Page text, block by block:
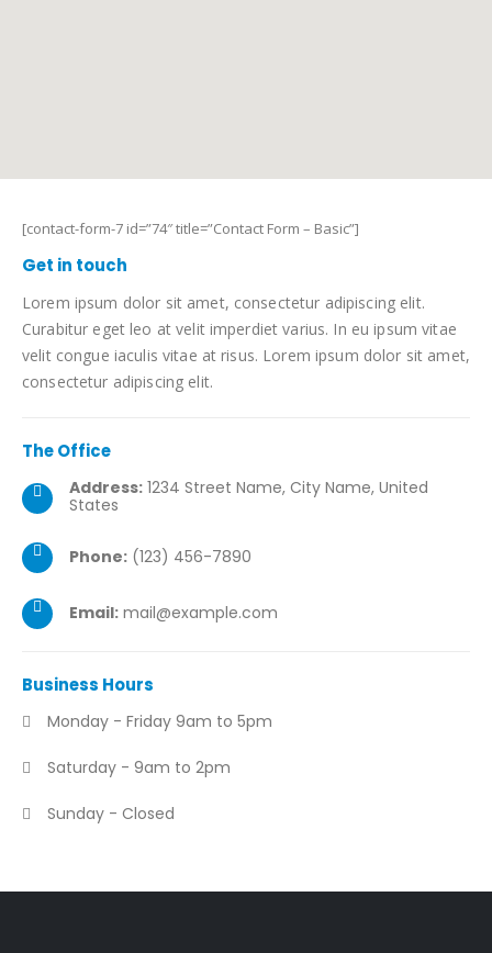
[contact-form-7 id=”74″ title=”Contact Form – Basic”]
Get in touch
Lorem ipsum dolor sit amet, consectetur adipiscing elit.
Curabitur eget leo at velit imperdiet varius. In eu ipsum vitae
velit congue iaculis vitae at risus. Lorem ipsum dolor sit amet,
consectetur adipiscing elit.
TheOffice
Address: 1234 Street Name, City Name, United
States
Phone: (123) 456-7890
Email: mail@example.com
Business Hours
Monday - Friday 9am to 5pm
Saturday - 9am to 2pm
Sunday - Closed